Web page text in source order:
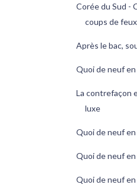
Corée du Sud -
coups de
Après le bac,
Quoi de neuf en
La contrefaçon
luxe
Quoi de neuf en
Quoi de neuf en
Quoi de neuf en